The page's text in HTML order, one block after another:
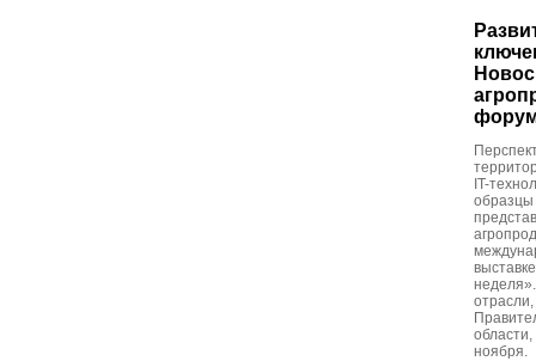
IT-
образцы
ноября.